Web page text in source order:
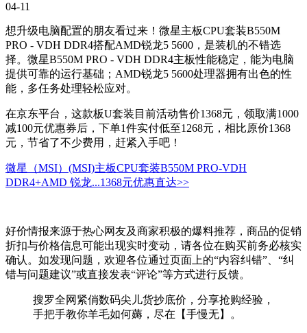
04-11
想升级电脑配置的朋友看过来！微星主板CPU套装B550M
PRO - VDH DDR4搭配AMD锐龙5 5600，是装机的不错选
择。微星B550M PRO - VDH DDR4主板性能稳定，能为电脑
提供可靠的运行基础；AMD锐龙5 5600处理器拥有出色的性
能，多任务处理轻松应对。
在京东平台，这款板U套装目前活动售价1368元，领取满1000
减100元优惠券后，下单1件实付低至1268元，相比原价1368
元，节省了不少费用，赶紧入手吧！
微星（MSI）(MSI)主板CPU套装B550M PRO-VDH
DDR4+AMD 锐龙...1368元优惠直达>>
好价情报来源于热心网友及商家积极的爆料推荐，商品的促销
折扣与价格信息可能出现实时变动，请各位在购买前务必核实
确认。如发现问题，欢迎各位通过页面上的“内容纠错”、“纠
错与问题建议”或直接发表“评论”等方式进行反馈。
搜罗全网紧俏数码尖儿货抄底价，分享抢购经验，
手把手教你羊毛如何薅，尽在【手慢无】。